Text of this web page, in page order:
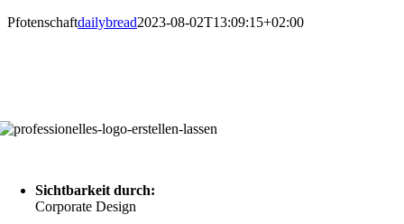
Pfotenschaftdailybread2023-08-02T13:09:15+02:00
Sichtbarkeit durch:
Corporate Design